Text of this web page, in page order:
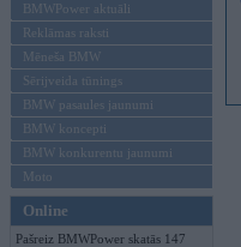
BMWPower aktuāli
Reklāmas raksti
Mēneša BMW
Sērijveida tūnings
BMW pasaules jaunumi
BMW koncepti
BMW konkurentu jaunumi
Moto
Online
Pašreiz BMWPower skatās 147